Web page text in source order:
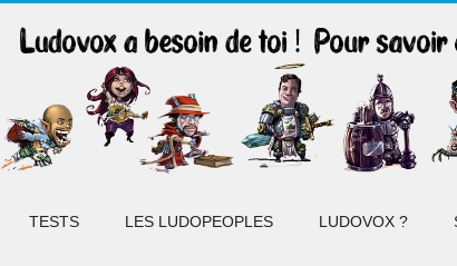
TESTS LES LUDOPEOPLES LUDOVOX ?